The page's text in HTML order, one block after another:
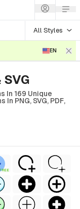
All Styles
EN
In 169 Unique
PNG, SVG, PDF,
FREE